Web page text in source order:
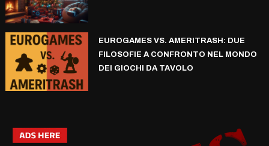
EUROGAMES VS. AMERITRASH: DUE
FILOSOFIE A CONFRONTO NEL MONDO
DEI GIOCHI DA TAVOLO